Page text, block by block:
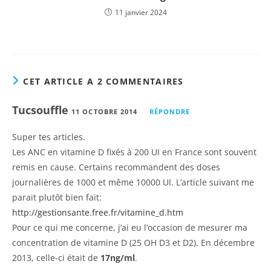
11 janvier 2024
CET ARTICLE A 2 COMMENTAIRES
Tucsouffle 11 OCTOBRE 2014 RÉPONDRE
Super tes articles.
Les ANC en vitamine D fixés à 200 UI en France sont souvent
remis en cause. Certains recommandent des doses
journalières de 1000 et même 10000 UI. L’article suivant me
parait plutôt bien fait:
http://gestionsante.free.fr/vitamine_d.htm
Pour ce qui me concerne, j’ai eu l’occasion de mesurer ma
concentration de vitamine D (25 OH D3 et D2). En décembre
2013, celle-ci était de 17ng/ml.